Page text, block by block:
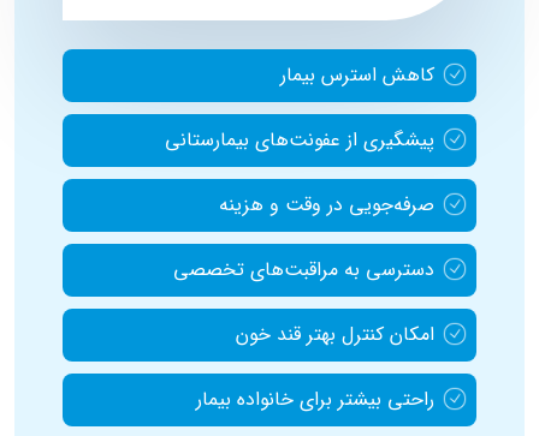
کاهش استرس بیمار
پیشگیری از عفونت‌های بیمارستانی
صرفه‌جویی در وقت و هزینه
دسترسی به مراقبت‌های تخصصی
امکان کنترل بهتر قند خون
راحتی بیشتر برای خانواده بیمار